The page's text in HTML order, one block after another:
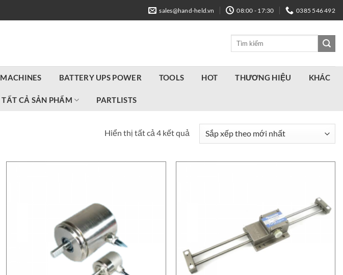
sales@hand-held.vn 08:00 - 17:30 0385 546 492
Tìm
MACHINES BATTERY UPS POWER TOOLS HOT THƯƠNG HIỆU KHÁC
TẤT CẢ SẢN PHẨM PARTLISTS
Hiển thị tất cả 4 kết quảĐã
sắp